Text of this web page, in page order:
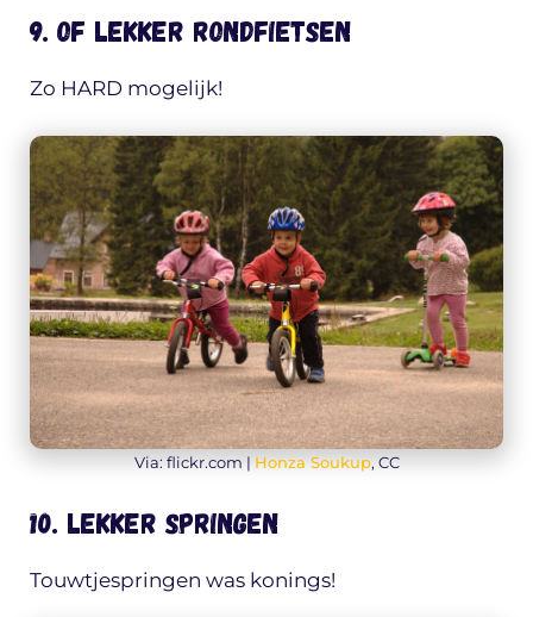
9. Of lekker rondfietsen
Zo HARD mogelijk!
Via: flickr.com | Honza Soukup, CC
10. Lekker springen
Touwtjespringen was konings!